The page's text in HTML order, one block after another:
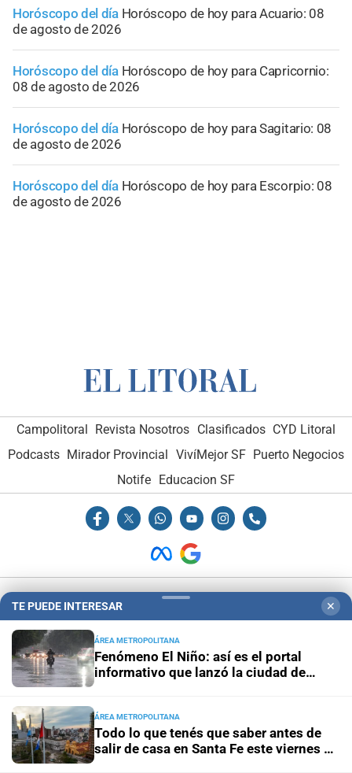
Horóscopo del día Horóscopo de hoy para Acuario: 08
de agosto de 2026
Horóscopo del día Horóscopo de hoy para Capricornio:
08 de agosto de 2026
Horóscopo del día Horóscopo de hoy para Sagitario: 08
de agosto de 2026
Horóscopo del día Horóscopo de hoy para Escorpio: 08
de agosto de 2026
Campolitoral Revista Nosotros Clasificados CYD Litoral
Podcasts Mirador Provincial VivíMejor SF Puerto Negocios
Notife
Educacion SF
Hemeroteca Digital (1930-1979) Receptorías de avisos-
Administración y Publicidad-Elementos institucionales-
Opcionales con El Litoral
TE PUEDE INTERESAR ✕
ÁREA METROPOLITANA
Fenómeno El Niño: así es el portal
informativo que lanzó la ciudad de
ÁREA METROPOLITANA
Todo lo que tenés que saber antes de
salir de casa en Santa Fe este viernes 7